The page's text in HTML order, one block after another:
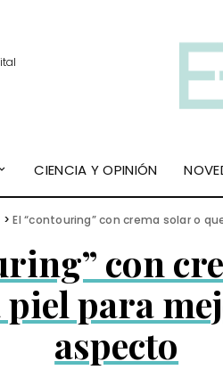
CIENCIA Y OPINIÓN
>El “contouring” con crema solar o
con
piel para
aspecto